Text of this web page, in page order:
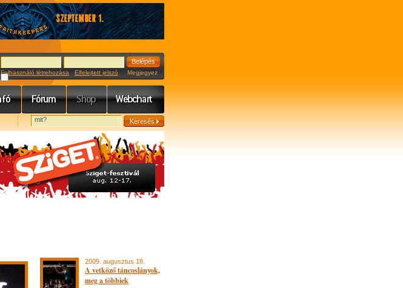
Felhasználó létrehozása Elfelejtett jelszó Megjegyez
2009. augusztus 18.
A vetköző táncoslányok,
meg a többiek